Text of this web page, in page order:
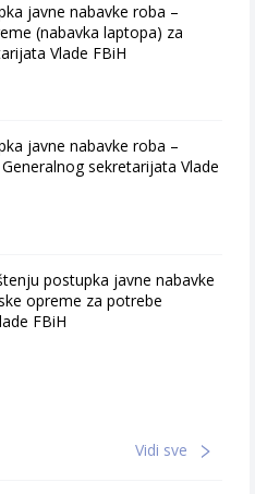
javne nabavke roba –
(nabavka laptopa) za
Vlade FBiH
javne nabavke roba –
sekretarijata Vlade
postupka javne nabavke
opreme za potrebe
FBiH
Vidi sve